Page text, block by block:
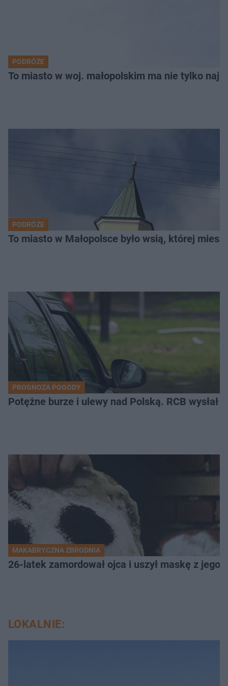
PODRÓŻE
To miasto w woj. małopolskim ma nie tylko
PODRÓŻE
To miasto w Małopolsce było wsią, której
PROGNOZA POGODY
Potężne burze i ulewy nad Polską. RCB
MAKABRYCZNA ZBRODNIA
26-latek zamordował ojca i uszył maskę z
LOKALNIE: